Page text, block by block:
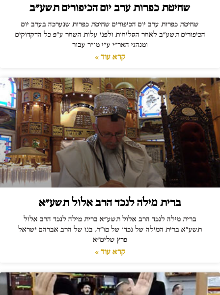
שחיטת כפרות ערב יום הכיפורים תשע"ב
שחיטת כפרות ערב יום הכיפורים שחיטת כפרות שנערכה בערב יום
הכיפורים תשע"ב לאחר הסליחות ולפני עלות השחר ע"פ כל הדקדוקים
ומנהגי האר"י ע"י מו"ר עבור
קרא עוד »
ברית מילה לנכד הרב אלול תשע"א
ברית מילה לנכד הרב אלול תשע"א ברית מילה לנכד הרב אלול
תשע"א ברית המילה של נכדו של מו"ר, בנו של הרב אברהם ישראל
פרץ שליט"א
קרא עוד »